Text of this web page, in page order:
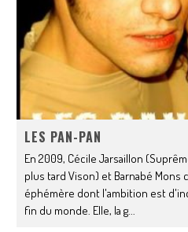
LES PAN-PAN
En 2009, Cécile Jarsaillon
plus tard Vison) et Barnabé Mons
éphémère dont l'ambition est
fin du monde. Elle, la g...